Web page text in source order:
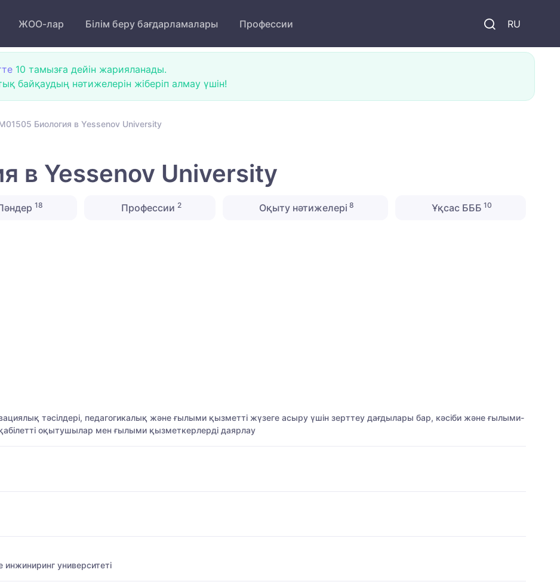
RU
ЖОО-лар Білім беру бағдарламалары Профессии
10 тамызға дейін жарияланады.
байқаудың нәтижелерін жіберіп алмау үшін!
Биология в Yessenov University
в Yessenov University
18 Профессии 2 Оқыту нәтижелері 8 Ұқсас БББ 10
тәсілдері, педагогикалық және ғылыми қызметті жүзеге асыру үшін зерттеу дағдылары бар, кәсіби және ғылыми-
оқытушылар мен ғылыми қызметкерлерді даярлау
университеті